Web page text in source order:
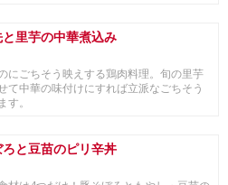
里芋の中華煮込み
にごちそう映えする鶏肉料理。旬の里芋
て中華の味付けにすれば立派なごちそう
す。
と豆苗のピリ辛丼